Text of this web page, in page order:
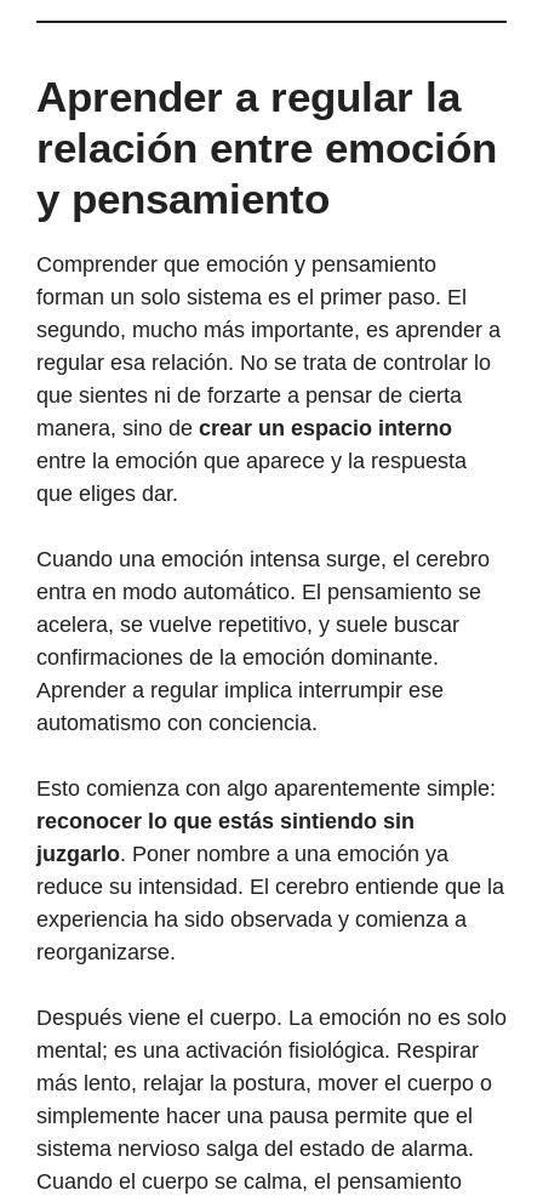
Aprender a regular la
relación entre emoción
y pensamiento
Comprender que emoción y pensamiento
forman un solo sistema es el primer paso. El
segundo, mucho más importante, es aprender a
regular esa relación. No se trata de controlar lo
que sientes ni de forzarte a pensar de cierta
manera, sino de crear un espacio interno
entre la emoción que aparece y la respuesta
que eliges dar.
Cuando una emoción intensa surge, el cerebro
entra en modo automático. El pensamiento se
acelera, se vuelve repetitivo, y suele buscar
confirmaciones de la emoción dominante.
Aprender a regular implica interrumpir ese
automatismo con conciencia.
Esto comienza con algo aparentemente simple:
reconocer lo que estás sintiendo sin
juzgarlo. Poner nombre a una emoción ya
reduce su intensidad. El cerebro entiende que la
experiencia ha sido observada y comienza a
reorganizarse.
Después viene el cuerpo. La emoción no es solo
mental; es una activación fisiológica. Respirar
más lento, relajar la postura, mover el cuerpo o
simplemente hacer una pausa permite que el
sistema nervioso salga del estado de alarma.
Cuando el cuerpo se calma, el pensamiento